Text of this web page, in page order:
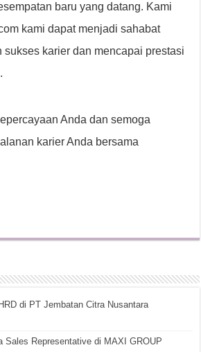
baru yang datang. Kami
kami dapat menjadi sahabat
sukses karier dan mencapai prestasi
Anda dan semoga
karier Anda bersama
di PT Jembatan Citra Nusantara
Sales Representative di MAXI GROUP